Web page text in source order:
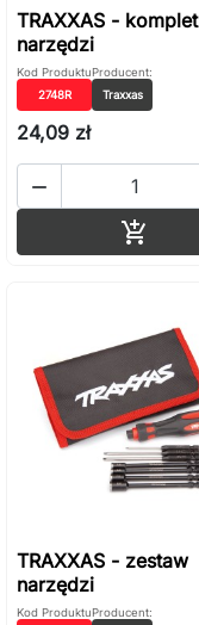
TRAXXAS - komplet
narzędzi
Kod Produktu
2748R
Producent:
Traxxas
24,09 zł


TRAXXAS - zestaw
narzędzi
Kod ProduktuProducent: